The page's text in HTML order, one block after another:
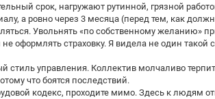
срок, нагружают рутинной, грязной
а ровно через 3 месяца (перед тем, как
Увольнять «по собственному желанию»
страховку. Я видела не один такой
управления. Коллектив молчаливо
что боятся последствий.
кодекс, проходите мимо. Здесь к людям